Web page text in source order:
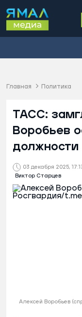
Главная Политика
03 декабря 2025,
Виктор Старцев
ТАСС:
Воробьев
должности
Алексей Воробьев